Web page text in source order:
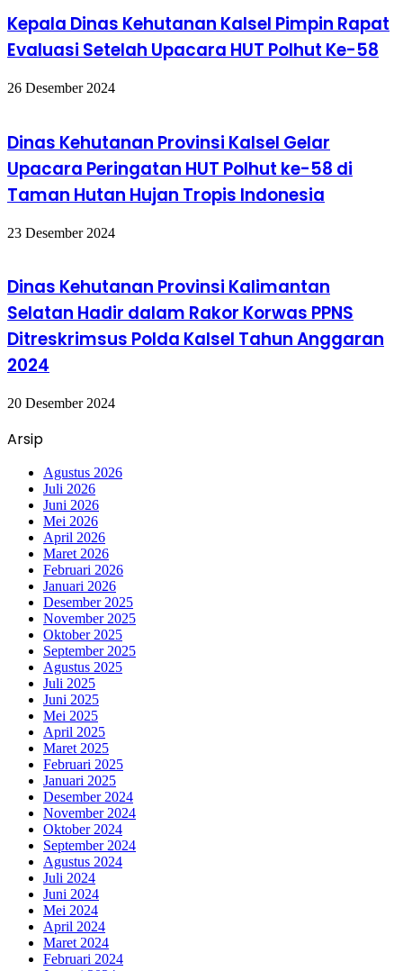
Kepala Dinas Kehutanan Kalsel Pimpin Rapat
Evaluasi Setelah Upacara HUT Polhut Ke-58
26 Desember 2024
Dinas Kehutanan Provinsi Kalsel Gelar
Upacara Peringatan HUT Polhut ke-58 di
Taman Hutan Hujan Tropis Indonesia
23 Desember 2024
Dinas Kehutanan Provinsi Kalimantan
Selatan Hadir dalam Rakor Korwas PPNS
Ditreskrimsus Polda Kalsel Tahun Anggaran
2024
20 Desember 2024
Arsip
Agustus 2026
Juli 2026
Juni 2026
Mei 2026
April 2026
Maret 2026
Februari 2026
Januari 2026
Desember 2025
November 2025
Oktober 2025
September 2025
Agustus 2025
Juli 2025
Juni 2025
Mei 2025
April 2025
Maret 2025
Februari 2025
Januari 2025
Desember 2024
November 2024
Oktober 2024
September 2024
Agustus 2024
Juli 2024
Juni 2024
Mei 2024
April 2024
Maret 2024
Februari 2024